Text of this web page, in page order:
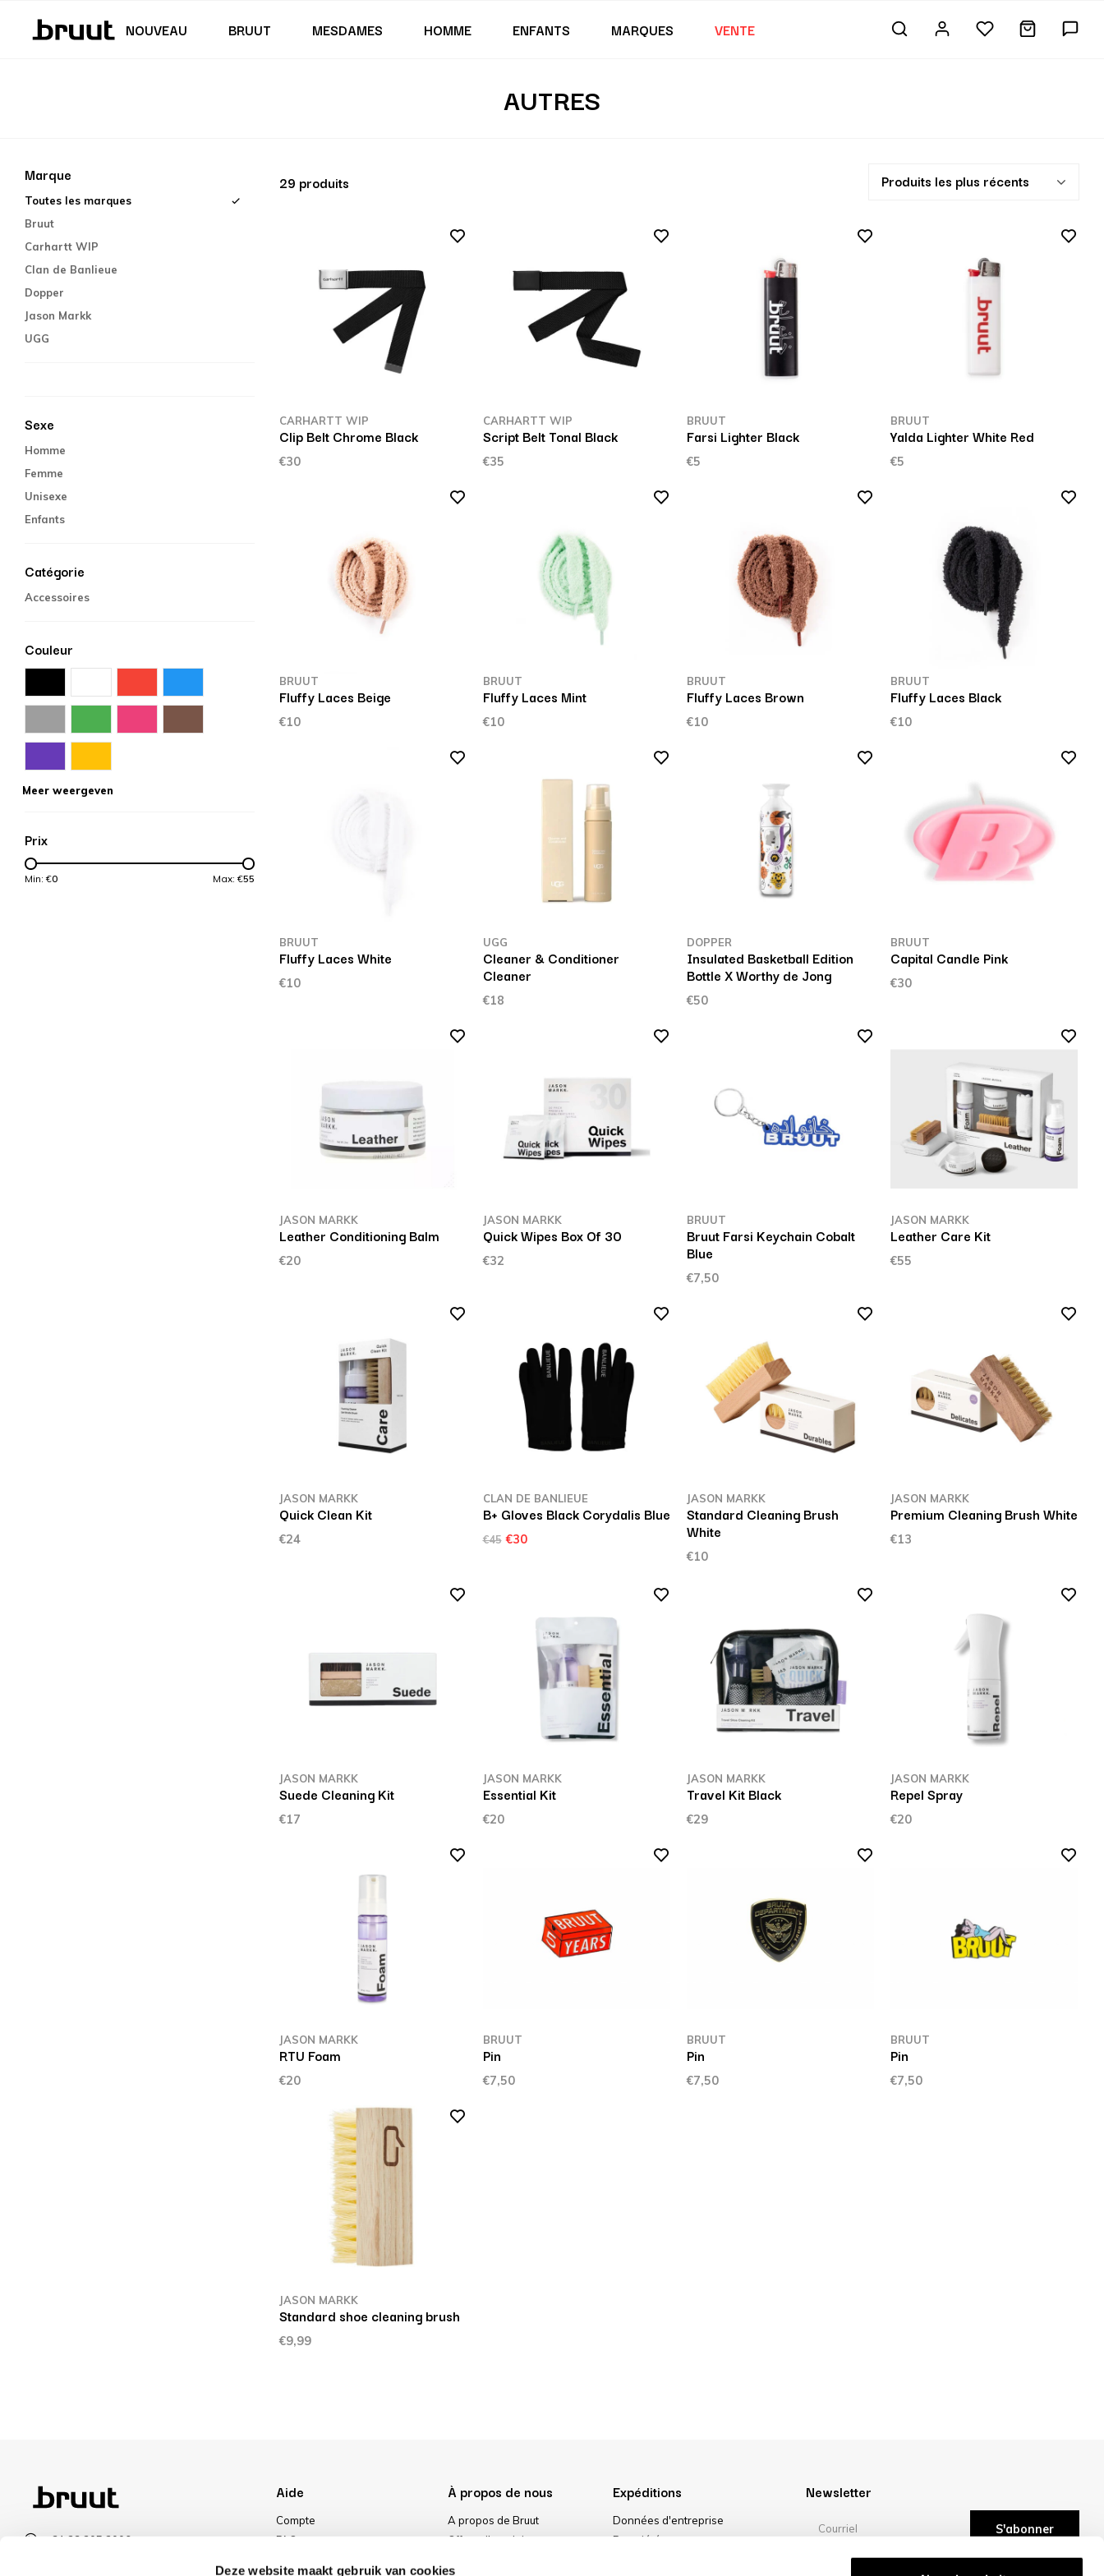
Deze website maakt gebruik van cookies
NOUVEAU BRUUT
Shorts
MESDAMES
Jupes & robes
HOMME
Maillot de bain
ENFANTS
Junior (122 - 170 CM)
MARQUES VENTE
AUTRES
Marque
Toutes les marques
Bruut
Carhartt WIP
Clan de Banlieue
Dopper
Jason Markk
UGG
Sexe
Homme
Femme
Unisexe
Enfants
Catégorie
Accessoires
Couleur
Meer weergeven
Prix
Min: €0 Max: €55
29 produits Produits les plus récents
CARHARTT WIP
Clip Belt Chrome Black
€30
CARHARTT WIP
Script Belt Tonal Black
€35
BRUUT
Farsi Lighter Black
€5
BRUUT
Yalda Lighter White Red
€5
BRUUT
Fluffy Laces Beige
€10
BRUUT
Fluffy Laces Mint
€10
BRUUT
Fluffy Laces Brown
€10
BRUUT
Fluffy Laces Black
€10
BRUUT
Fluffy Laces White
€10
UGG
Cleaner & Conditioner
Cleaner
€18
DOPPER
Insulated Basketball Edition
Bottle X Worthy de Jong
€50
BRUUT
Capital Candle Pink
€30
JASON MARKK
Leather Conditioning Balm
€20
JASON MARKK
Quick Wipes Box Of 30
€32
BRUUT
Bruut Farsi Keychain Cobalt
Blue
€7,50
JASON MARKK
Leather Care Kit
€55
JASON MARKK
Quick Clean Kit
€24
CLAN DE BANLIEUE
B+ Gloves Black Corydalis Blue
€45 €30
JASON MARKK
Standard Cleaning Brush
White
€10
JASON MARKK
Premium Cleaning Brush White
€13
JASON MARKK
Suede Cleaning Kit
€17
JASON MARKK
Essential Kit
€20
JASON MARKK
Travel Kit Black
€29
JASON MARKK
Repel Spray
€20
JASON MARKK
RTU Foam
€20
BRUUT
Pin
€7,50
BRUUT
Pin
€7,50
BRUUT
Pin
€7,50
JASON MARKK
Standard shoe cleaning brush
€9,99
+31 23 205 2006
Aide
Compte
FAQ
À propos de nous
A propos de Bruut
Offres d'emploi
Expéditions
Données d'entreprise
Propriété
Newsletter
S'abonner